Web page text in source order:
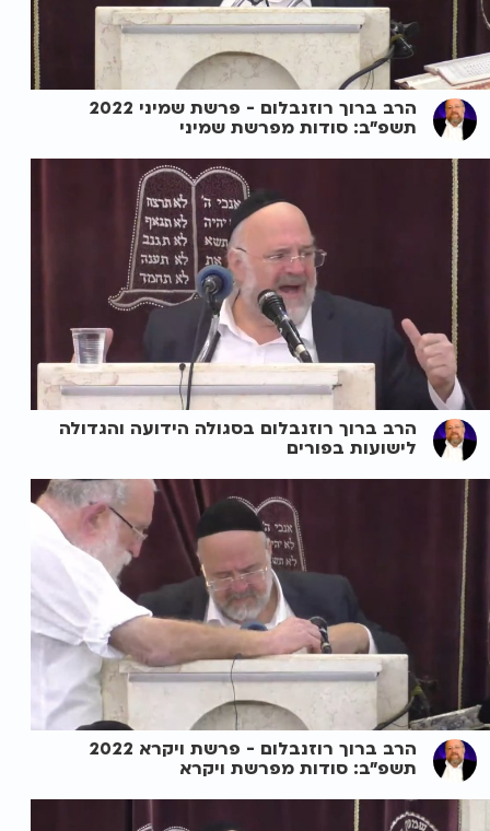
הרב ברוך רוזנבלום - פרשת שמיני 2022
תשפ"ב: סודות מפרשת שמיני
הרב ברוך רוזנבלום בסגולה הידועה והגדולה
לישועות בפורים
הרב ברוך רוזנבלום - פרשת ויקרא 2022
תשפ"ב: סודות מפרשת ויקרא